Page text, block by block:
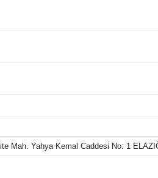
Mah. Yahya Kemal Caddesi No: 1